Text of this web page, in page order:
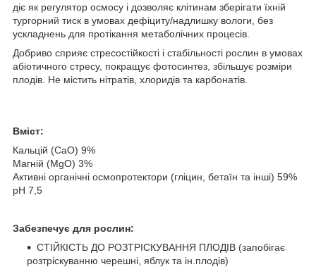
діє як регулятор осмосу і дозволяє клітинам зберігати їхній
тургорний тиск в умовах дефіциту/надлишку вологи, без
ускладнень для протікання метаболічних процесів.
Добриво сприяє стресостійкості і стабільності рослин в умовах
абіотичного стресу, покращує фотосинтез, збільшує розміри
плодів. Не містить нітратів, хлоридів та карбонатів.
Вміст:
Кальцій (СаО) 9%
Магній (MgO) 3%
Активні органічні осмопротектори (гліцин, бетаїн та інші) 59%
рН 7,5
Забезпечує для рослин:
СТІЙКІСТЬ ДО РОЗТРІСКУВАННЯ ПЛОДІВ (запобігає
розтріскуванню черешні, яблук та ін.плодів)